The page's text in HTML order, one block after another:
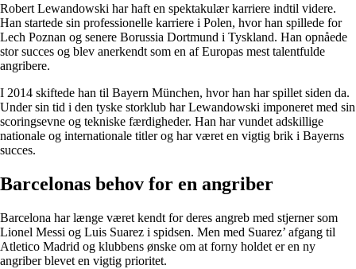
Robert Lewandowski har haft en spektakulær karriere indtil videre.
Han startede sin professionelle karriere i Polen, hvor han spillede for
Lech Poznan og senere Borussia Dortmund i Tyskland. Han opnåede
stor succes og blev anerkendt som en af Europas mest talentfulde
angribere.
I 2014 skiftede han til Bayern München, hvor han har spillet siden da.
Under sin tid i den tyske storklub har Lewandowski imponeret med sin
scoringsevne og tekniske færdigheder. Han har vundet adskillige
nationale og internationale titler og har været en vigtig brik i Bayerns
succes.
Barcelonas behov for en angriber
Barcelona har længe været kendt for deres angreb med stjerner som
Lionel Messi og Luis Suarez i spidsen. Men med Suarez’ afgang til
Atletico Madrid og klubbens ønske om at forny holdet er en ny
angriber blevet en vigtig prioritet.